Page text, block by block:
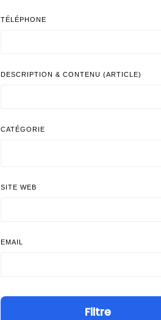
TÉLÉPHONE
DESCRIPTION & CONTENU (ARTICLE)
CATÉGORIE
SITE WEB
EMAIL
Filtre